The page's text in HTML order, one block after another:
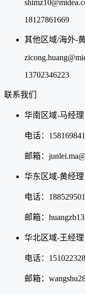
18127861669
其他区域/海外-
13702346223
联系我们
华南区域-马经理
电话：
邮箱：
华东区域-黄经理
电话：
邮箱：
华北区域-王经理
电话：
邮箱：